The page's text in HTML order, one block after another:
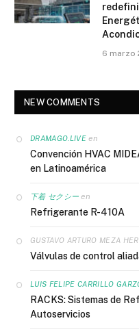
6 marzo
NEW COMMENTS
DRAMAGO.LIVEen
Convención HVAC
en Latinoamérica
下着 セクシー en
Refrigerante R-410A
GUSTAVO ARTURO MEZA
Válvulas de control
LUIS FELIPE CARRILLO
RACKS: Sistemas de
Autoservicios